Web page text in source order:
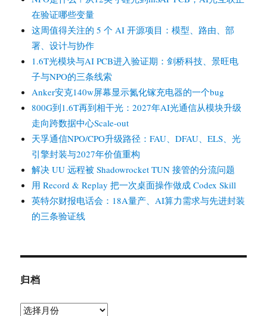
在验证哪些变量
这周值得关注的 5 个 AI 开源项目：模型、路由、部
署、设计与协作
1.6T光模块与AI PCB进入验证期：剑桥科技、景旺电
子与NPO的三条线索
Anker安克140w屏幕显示氮化镓充电器的一个bug
800G到1.6T再到相干光：2027年AI光通信从模块升级
走向跨数据中心Scale-out
天孚通信NPO/CPO升级路径：FAU、DFAU、ELS、光
引擎封装与2027年价值重构
解决 UU 远程被 Shadowrocket TUN 接管的分流问题
用 Record & Replay 把一次桌面操作做成 Codex Skill
英特尔财报电话会：18A量产、AI算力需求与先进封装
的三条验证线
归档
归